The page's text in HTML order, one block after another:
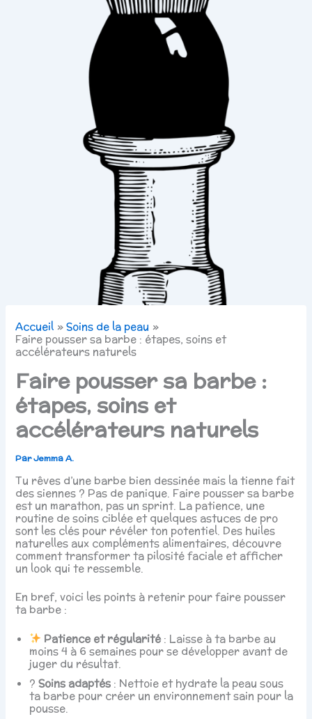
Accueil
Soins de la peau
Faire pousser sa barbe : étapes, soins et
accélérateurs naturels
Faire pousser sa barbe :
étapes, soins et
accélérateurs naturels
ParJemma A.
Tu rêves d’une barbe bien dessinée mais la tienne fait
des siennes ? Pas de panique. Faire pousser sa barbe
est un marathon, pas un sprint. La patience, une
routine de soins ciblée et quelques astuces de pro
sont les clés pour révéler ton potentiel. Des huiles
naturelles aux compléments alimentaires, découvre
comment transformer ta pilosité faciale et afficher
un look qui te ressemble.
En bref, voici les points à retenir pour faire pousser
ta barbe :
Patience et régularité: Laisse à ta barbe au
moins 4 à 6 semaines pour se développer avant de
juger du résultat.
?Soins adaptés : Nettoie et hydrate la peau sous
ta barbe pour créer un environnement sain pour la
pousse.